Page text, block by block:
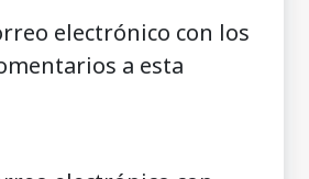
electrónico con los
a esta